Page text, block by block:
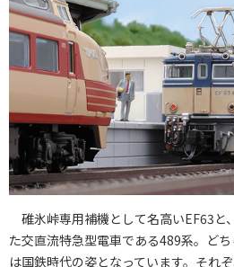
碓氷峠専用補機として名高いEF63と
た交直流特急型電車である489系。ど
は国鉄時代の姿となっています。それ